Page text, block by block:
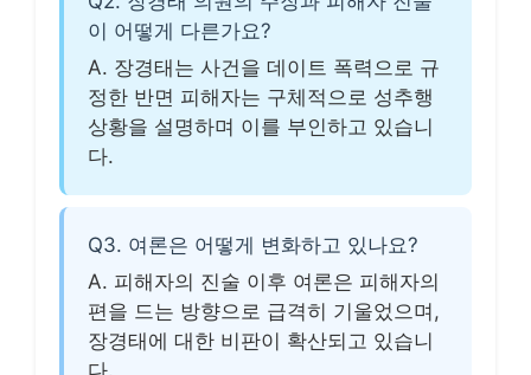
이 어떻게 다른가요?
A. 장경태는 사건을 데이트 폭력으로 규
정한 반면 피해자는 구체적으로 성추행
상황을 설명하며 이를 부인하고 있습니
다.
Q3. 여론은 어떻게 변화하고 있나요?
A. 피해자의 진술 이후 여론은 피해자의
편을 드는 방향으로 급격히 기울었으며,
장경태에 대한 비판이 확산되고 있습니
다.